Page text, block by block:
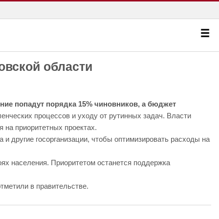
области
попадут порядка 15% чиновников, а бюджет
процессов и уходу от рутинных задач. Власти
на приоритетных проектах.
другие госорганизации, чтобы оптимизировать расходы на
населения. Приоритетом останется поддержка
в правительстве.